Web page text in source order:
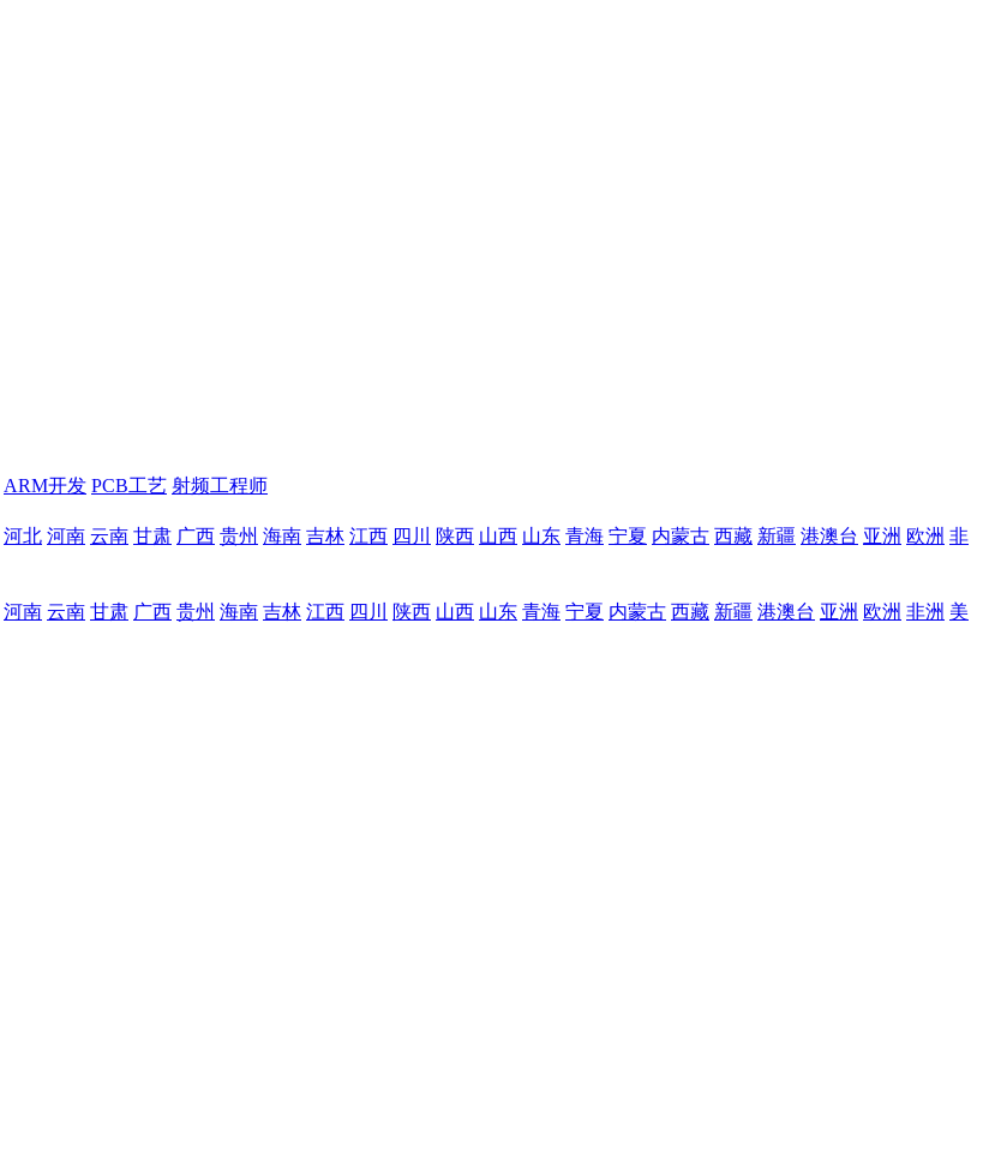
ARM开发 PCB工艺 射频工程师
河北 河南 云南 甘肃 广西 贵州 海南 吉林 江西 四川 陕西 山西 山东 青海 宁夏 内蒙古 西藏 新疆 港澳台 亚洲 欧洲 非
河南 云南 甘肃 广西 贵州 海南 吉林 江西 四川 陕西 山西 山东 青海 宁夏 内蒙古 西藏 新疆 港澳台 亚洲 欧洲 非洲 美